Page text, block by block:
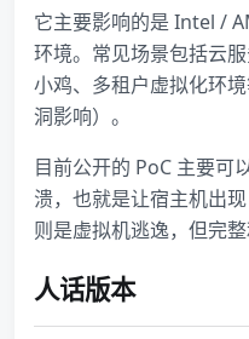
它主要影响的是 Intel /
环境。常见场景包括云
小鸡、多租户虚拟化环
洞影响）。
目前公开的 PoC 主要可
溃，也就是让宿主机出
则是虚拟机逃逸，但完整
人话版本